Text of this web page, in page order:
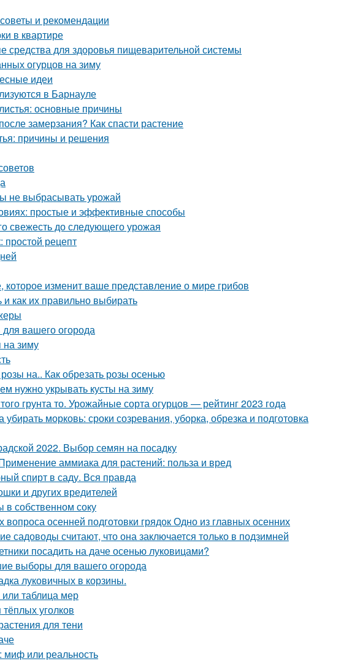
и рекомендации
в квартире
средства для здоровья пищеварительной системы
огурцов на зиму
идеи
в Барнауле
основные причины
замерзания? Как спасти растение
причины и решения
не выбрасывать урожай
простые и эффективные способы
свежесть до следующего урожая
простой рецепт
изменит ваше представление о мире грибов
как их правильно выбирать
вашего огорода
на зиму
на.. Как обрезать розы осенью
нужно укрывать кусты на зиму
грунта то. Урожайные сорта огурцов — рейтинг 2023 года
морковь: сроки созревания, уборка, обрезка и подготовка
2022. Выбор семян на посадку
аммиака для растений: польза и вред
спирт в саду. Вся правда
и других вредителей
собственном соку
осенней подготовки грядок Одно из главных осенних
садоводы считают, что она заключается только в подзимней
посадить на даче осенью луковицами?
выборы для вашего огорода
луковичных в корзины.
таблица мер
уголков
для тени
миф или реальность